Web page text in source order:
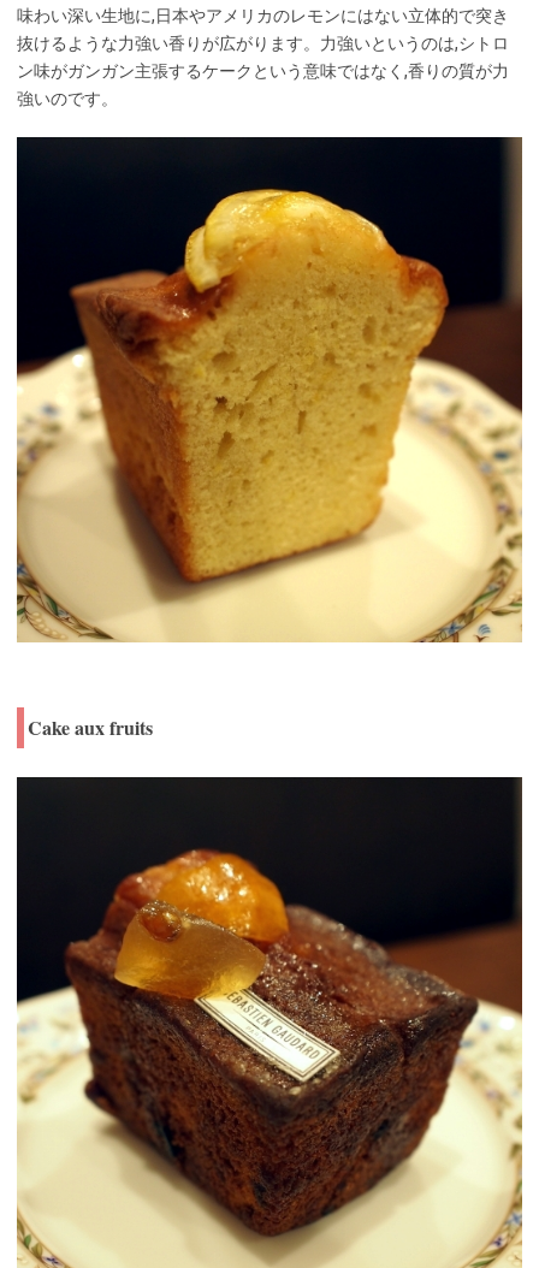
味わい深い生地に,日本やアメリカのレモンにはない立体的で突き
抜けるような力強い香りが広がります。力強いというのは,シトロ
ン味がガンガン主張するケークという意味ではなく,香りの質が力
強いのです。
Cake aux fruits